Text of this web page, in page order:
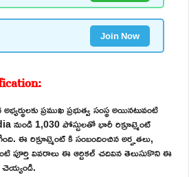
Join Now
ప్రముఖ ప్రభుత్వ సంస్థ అయినటువంటి
1,030 పోస్టులతో భారీ రిక్రూట్మెంట్
ఈ రిక్రూట్మెంట్ కి సంబందించిన అర్హతలు,
పూర్తి వివరాలు ఈ ఆర్టికల్ చదివిన తెలుసుకొని ఈ
చెయ్యండి.